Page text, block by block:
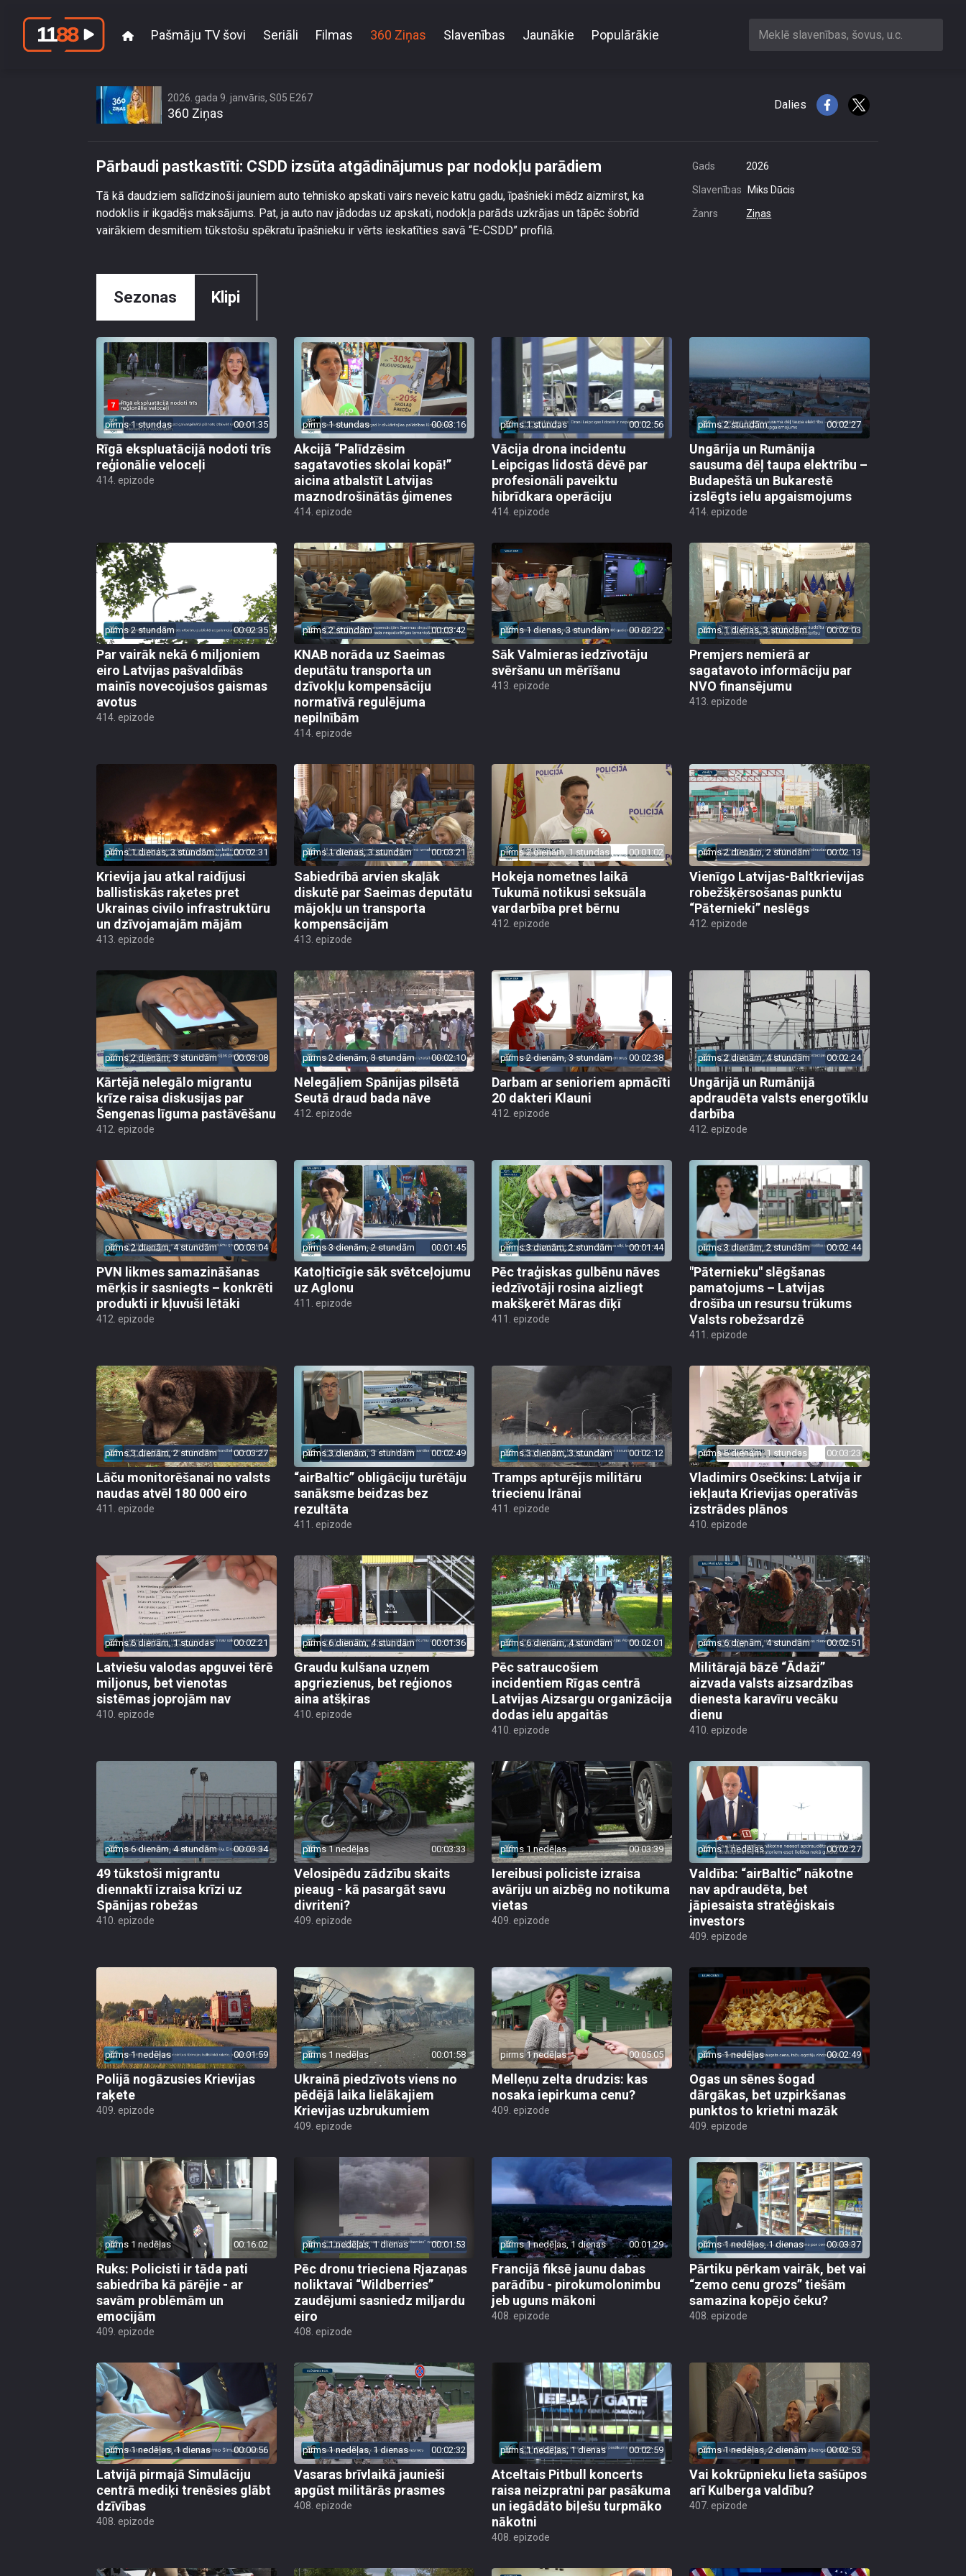
Pašmāju TV šovi Seriāli Filmas 360 Ziņas Slavenības Jaunākie Populārākie Meklē slavenības, šovus, u.c.
2026. gada 9. janvāris, S05 E267
360 Ziņas
Dalies
Pārbaudi pastkastīti: CSDD izsūta atgādinājumus par nodokļu parādiem
Tā kā daudziem salīdzinoši jauniem auto tehnisko apskati vairs neveic katru gadu, īpašnieki mēdz aizmirst, ka
nodoklis ir ikgadējs maksājums. Pat, ja auto nav jādodas uz apskati, nodokļa parāds uzkrājas un tāpēc šobrīd
vairākiem desmitiem tūkstošu spēkratu īpašnieku ir vērts ieskatīties savā “E-CSDD” profilā.
Gads 2026
Slavenības Miks Dūcis
Žanrs Ziņas
Sezonas Klipi
pirms 1 stundas 00:01:35
Rīgā ekspluatācijā nodoti trīs
reģionālie veloceļi
414. epizode
pirms 1 stundas 00:03:16
Akcijā “Palīdzēsim
sagatavoties skolai kopā!”
aicina atbalstīt Latvijas
maznodrošinātās ģimenes
414. epizode
pirms 1 stundas 00:02:56
Vācija drona incidentu
Leipcigas lidostā dēvē par
profesionāli paveiktu
hibrīdkara operāciju
414. epizode
pirms 2 stundām 00:02:27
Ungārija un Rumānija
sausuma dēļ taupa elektrību –
Budapeštā un Bukarestē
izslēgts ielu apgaismojums
414. epizode
pirms 2 stundām 00:02:35
Par vairāk nekā 6 miljoniem
eiro Latvijas pašvaldībās
mainīs novecojušos gaismas
avotus
414. epizode
pirms 2 stundām 00:03:42
KNAB norāda uz Saeimas
deputātu transporta un
dzīvokļu kompensāciju
normatīvā regulējuma
nepilnībām
414. epizode
pirms 1 dienas, 3 stundām 00:02:22
Sāk Valmieras iedzīvotāju
svēršanu un mērīšanu
413. epizode
pirms 1 dienas, 3 stundām 00:02:03
Premjers nemierā ar
sagatavoto informāciju par
NVO finansējumu
413. epizode
pirms 1 dienas, 3 stundām 00:02:31
Krievija jau atkal raidījusi
ballistiskās raķetes pret
Ukrainas civilo infrastruktūru
un dzīvojamajām mājām
413. epizode
pirms 1 dienas, 3 stundām 00:03:21
Sabiedrībā arvien skaļāk
diskutē par Saeimas deputātu
mājokļu un transporta
kompensācijām
413. epizode
pirms 2 dienām, 1 stundas 00:01:02
Hokeja nometnes laikā
Tukumā notikusi seksuāla
vardarbība pret bērnu
412. epizode
pirms 2 dienām, 2 stundām 00:02:13
Vienīgo Latvijas-Baltkrievijas
robežšķērsošanas punktu
“Pāternieki” neslēgs
412. epizode
pirms 2 dienām, 3 stundām 00:03:08
Kārtējā nelegālo migrantu
krīze raisa diskusijas par
Šengenas līguma pastāvēšanu
412. epizode
pirms 2 dienām, 3 stundām 00:02:10
Nelegāļiem Spānijas pilsētā
Seutā draud bada nāve
412. epizode
pirms 2 dienām, 3 stundām 00:02:38
Darbam ar senioriem apmācīti
20 dakteri Klauni
412. epizode
pirms 2 dienām, 4 stundām 00:02:24
Ungārijā un Rumānijā
apdraudēta valsts energotīklu
darbība
412. epizode
pirms 2 dienām, 4 stundām 00:03:04
PVN likmes samazināšanas
mērķis ir sasniegts – konkrēti
produkti ir kļuvuši lētāki
412. epizode
pirms 3 dienām, 2 stundām 00:01:45
Katoļticīgie sāk svētceļojumu
uz Aglonu
411. epizode
pirms 3 dienām, 2 stundām 00:01:44
Pēc traģiskas gulbēnu nāves
iedzīvotāji rosina aizliegt
makšķerēt Māras dīķī
411. epizode
pirms 3 dienām, 2 stundām 00:02:44
"Pāternieku" slēgšanas
pamatojums – Latvijas
drošība un resursu trūkums
Valsts robežsardzē
411. epizode
pirms 3 dienām, 2 stundām 00:03:27
Lāču monitorēšanai no valsts
naudas atvēl 180 000 eiro
411. epizode
pirms 3 dienām, 3 stundām 00:02:49
“airBaltic” obligāciju turētāju
sanāksme beidzas bez
rezultāta
411. epizode
pirms 3 dienām, 3 stundām 00:02:12
Tramps apturējis militāru
triecienu Irānai
411. epizode
pirms 6 dienām, 1 stundas 00:03:23
Vladimirs Osečkins: Latvija ir
iekļauta Krievijas operatīvās
izstrādes plānos
410. epizode
pirms 6 dienām, 1 stundas 00:02:21
Latviešu valodas apguvei tērē
miljonus, bet vienotas
sistēmas joprojām nav
410. epizode
pirms 6 dienām, 4 stundām 00:01:36
Graudu kulšana uzņem
apgriezienus, bet reģionos
aina atšķiras
410. epizode
pirms 6 dienām, 4 stundām 00:02:01
Pēc satraucošiem
incidentiem Rīgas centrā
Latvijas Aizsargu organizācija
dodas ielu apgaitās
410. epizode
pirms 6 dienām, 4 stundām 00:02:51
Militārajā bāzē “Ādaži”
aizvada valsts aizsardzības
dienesta karavīru vecāku
dienu
410. epizode
pirms 6 dienām, 4 stundām 00:03:34
49 tūkstoši migrantu
diennaktī izraisa krīzi uz
Spānijas robežas
410. epizode
pirms 1 nedēļas 00:03:33
Velosipēdu zādzību skaits
pieaug - kā pasargāt savu
divriteni?
409. epizode
pirms 1 nedēļas 00:03:39
Iereibusi policiste izraisa
avāriju un aizbēg no notikuma
vietas
409. epizode
pirms 1 nedēļas 00:02:27
Valdība: “airBaltic” nākotne
nav apdraudēta, bet
jāpiesaista stratēģiskais
investors
409. epizode
pirms 1 nedēļas 00:01:59
Polijā nogāzusies Krievijas
raķete
409. epizode
pirms 1 nedēļas 00:01:58
Ukrainā piedzīvots viens no
pēdējā laika lielākajiem
Krievijas uzbrukumiem
409. epizode
pirms 1 nedēļas 00:05:05
Melleņu zelta drudzis: kas
nosaka iepirkuma cenu?
409. epizode
pirms 1 nedēļas 00:02:49
Ogas un sēnes šogad
dārgākas, bet uzpirkšanas
punktos to krietni mazāk
409. epizode
pirms 1 nedēļas 00:16:02
Ruks: Policisti ir tāda pati
sabiedrība kā pārējie - ar
savām problēmām un
emocijām
409. epizode
pirms 1 nedēļas, 1 dienas 00:01:53
Pēc dronu trieciena Rjazaņas
noliktavai “Wildberries”
zaudējumi sasniedz miljardu
eiro
408. epizode
pirms 1 nedēļas, 1 dienas 00:01:29
Francijā fiksē jaunu dabas
parādību - pirokumolonimbu
jeb uguns mākoni
408. epizode
pirms 1 nedēļas, 1 dienas 00:03:37
Pārtiku pērkam vairāk, bet vai
“zemo cenu grozs” tiešām
samazina kopējo čeku?
408. epizode
pirms 1 nedēļas, 1 dienas 00:00:56
Latvijā pirmajā Simulāciju
centrā mediķi trenēsies glābt
dzīvības
408. epizode
pirms 1 nedēļas, 1 dienas 00:02:32
Vasaras brīvlaikā jaunieši
apgūst militārās prasmes
408. epizode
pirms 1 nedēļas, 1 dienas 00:02:59
Atceltais Pitbull koncerts
raisa neizpratni par pasākuma
un iegādāto biļešu turpmāko
nākotni
408. epizode
pirms 1 nedēļas, 2 dienām 00:02:53
Vai kokrūpnieku lieta sašūpos
arī Kulberga valdību?
407. epizode